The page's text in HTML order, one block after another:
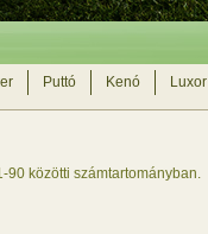
Puttó Kenó Luxor
90 közötti számtartományban.